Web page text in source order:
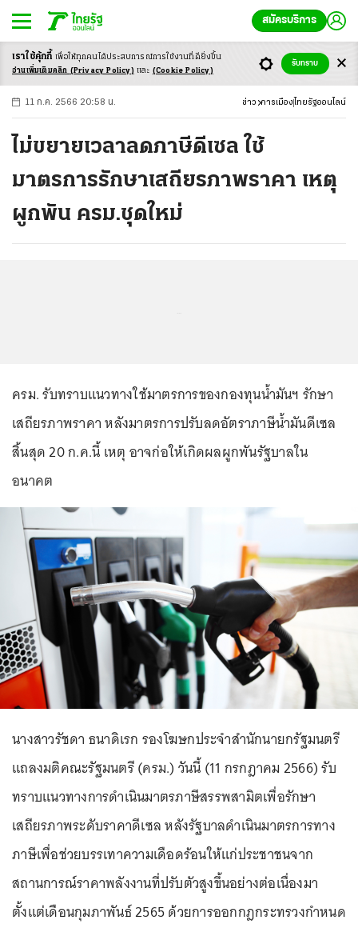
สมัครบริการ
-ก ก ก+
11 ก.ค. 2566 20:58 น. ข่าว การเมือง ไทยรัฐออนไลน์
ไม่ขยายเวลาลดภาษีดีเซล ใช้
มาตรการรักษาเสถียรภาพราคา เหตุ
ผูกพัน ครม.ชุดใหม่
ครม. รับทราบแนวทางใช้มาตรการของกองทุนน้ำมันฯ รักษา
เสถียรภาพราคา หลังมาตรการปรับลดอัตราภาษีน้ำมันดีเซล
สิ้นสุด 20 ก.ค.นี้ เหตุ อาจก่อให้เกิดผลผูกพันรัฐบาลใน
อนาคต
นางสาวรัชดา ธนาดิเรก รองโฆษกประจำสำนักนายกรัฐมนตรี
แถลงมติคณะรัฐมนตรี (ครม.) วันนี้ (11 กรกฎาคม 2566) รับ
ทราบแนวทางการดำเนินมาตรภาษีสรรพสามิตเพื่อรักษา
เสถียรภาพระดับราคาดีเซล หลังรัฐบาลดำเนินมาตรการทาง
ภาษีเพื่อช่วยบรรเทาความเดือดร้อนให้แก่ประชาชนจาก
สถานการณ์ราคาพลังงานที่ปรับตัวสูงขึ้นอย่างต่อเนื่องมา
ตั้งแต่เดือนกุมภาพันธ์ 2565 ด้วยการออกกฎกระทรวงกำหนด
เราใช้คุ้กกี้ เพื่อให้ทุกคนได้ประสบการณ์การใช้งานที่ดียิ่งขึ้น
อ่านเพิ่มเติมคลิก (Privacy Policy) และ (Cookie Policy)
รับทราบ